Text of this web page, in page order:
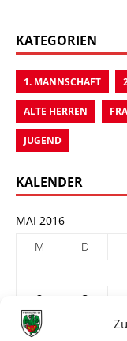
KATEGORIEN
1. MANNSCHAFT
ALTE HERREN
JUGEND
KALENDER
MAI 2016
M
D
2
3
9